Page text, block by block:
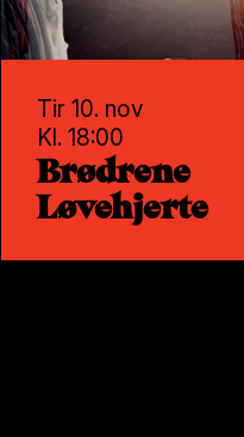
Tir 10. nov
Kl. 18:00
Brødrene
Løvehjerte